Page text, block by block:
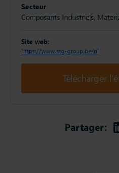
Secteur
Composants Industriels,
Site web:
https://www.stg-group.be/nl
Télécharger
Partager: